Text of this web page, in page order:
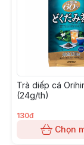
Trà diếp cá
(24g/th)
130đ
Chọn